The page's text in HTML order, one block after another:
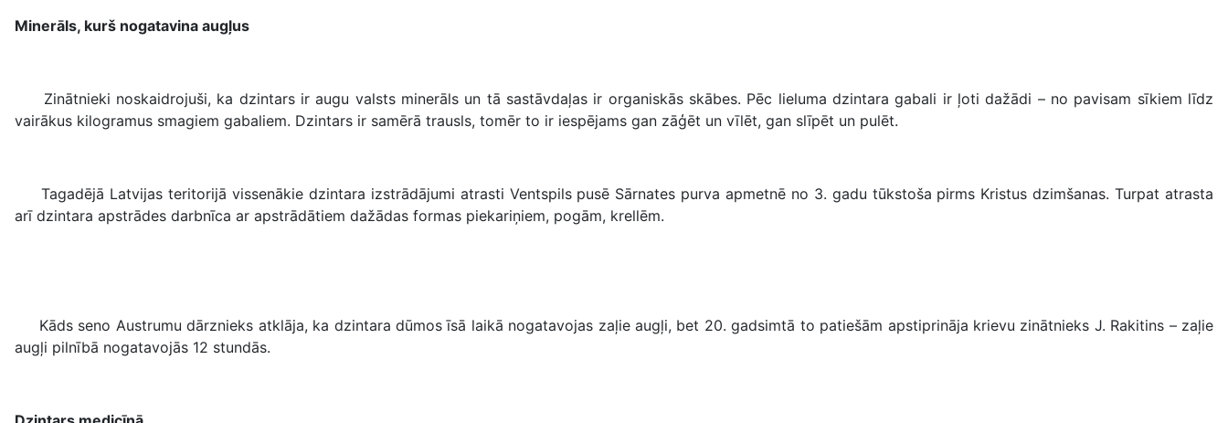
Minerāls, kurš nogatavina augļus
Zinātnieki noskaidrojuši, ka dzintars ir augu valsts minerāls un tā sastāvdaļas ir organiskās skābes. Pēc lieluma dzintara gabali ir ļoti dažādi – no pavisam sīkiem līdz
vairākus kilogramus smagiem gabaliem. Dzintars ir samērā trausls, tomēr to ir iespējams gan zāģēt un vīlēt, gan slīpēt un pulēt.
Tagadējā Latvijas teritorijā vissenākie dzintara izstrādājumi atrasti Ventspils pusē Sārnates purva apmetnē no 3. gadu tūkstoša pirms Kristus dzimšanas. Turpat atrasta
arī dzintara apstrādes darbnīca ar apstrādātiem dažādas formas piekariņiem, pogām, krellēm.
Kāds seno Austrumu dārznieks atklāja, ka dzintara dūmos īsā laikā nogatavojas zaļie augļi, bet 20. gadsimtā to patiešām apstiprināja krievu zinātnieks J. Rakitins – zaļie
augļi pilnībā nogatavojās 12 stundās.